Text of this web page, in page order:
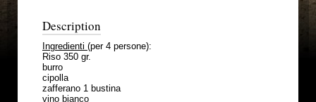
Description
Ingredienti (per 4 persone):
Riso 350 gr.
burro
cipolla
zafferano 1 bustina
vino bianco